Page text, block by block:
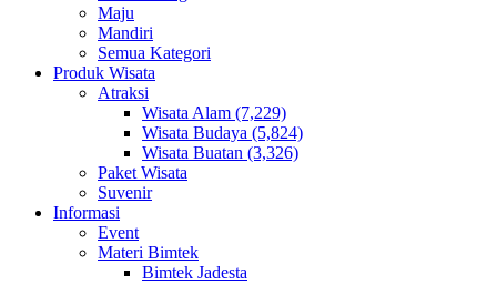
Maju
Mandiri
Semua Kategori
Produk Wisata
Atraksi
Wisata Alam (7,229)
Wisata Budaya (5,824)
Wisata Buatan (3,326)
Paket Wisata
Suvenir
Informasi
Event
Materi Bimtek
Bimtek Jadesta